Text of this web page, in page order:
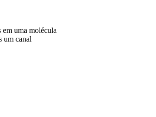
uma molécula
um canal